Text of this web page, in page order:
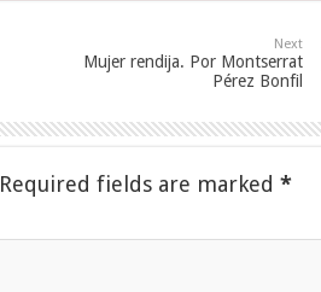
Next
Mujer rendija. Por Montserrat
Pérez Bonfil
Required fields are marked *